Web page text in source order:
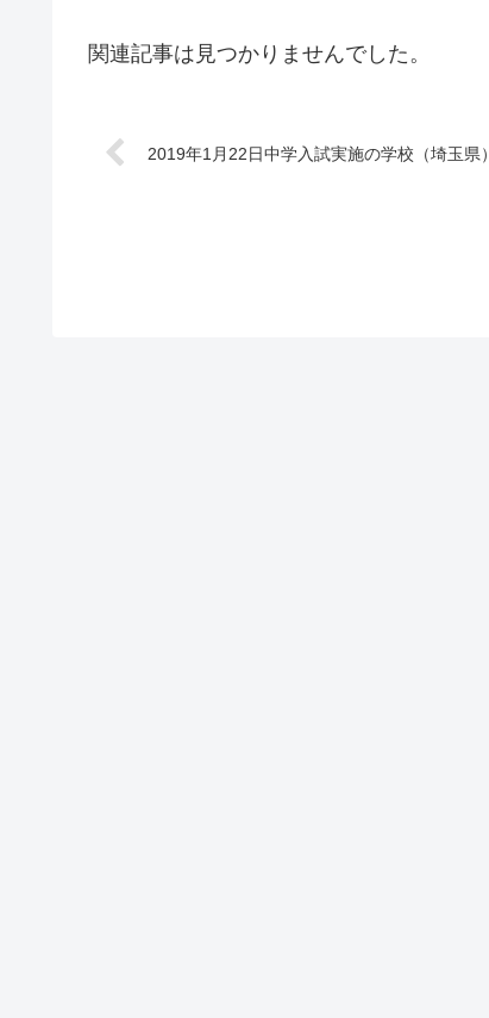
関連記事は見つかりませんでした。
2019年1月22日中学入試実施の学校（埼玉県）